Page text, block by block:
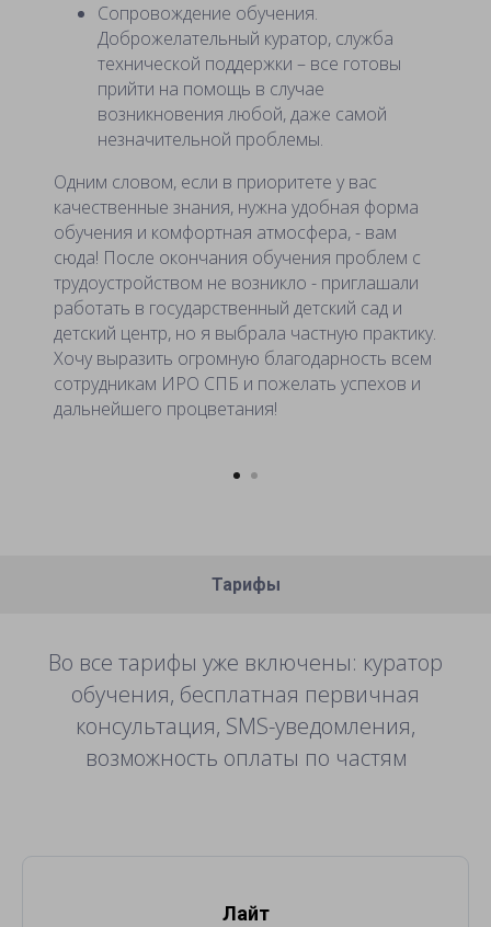
Сопровождение обучения.
Доброжелательный куратор, служба
технической поддержки – все готовы
прийти на помощь в случае
возникновения любой, даже самой
незначительной проблемы.
Одним словом, если в приоритете у вас
качественные знания, нужна удобная форма
обучения и комфортная атмосфера, - вам
сюда! После окончания обучения проблем с
трудоустройством не возникло - приглашали
работать в государственный детский сад и
детский центр, но я выбрала частную практику.
Хочу выразить огромную благодарность всем
сотрудникам ИРО СПБ и пожелать успехов и
дальнейшего процветания!
Тарифы
Во все тарифы уже включены: куратор
обучения, бесплатная первичная
консультация, SMS-уведомления,
возможность оплаты по частям
Лайт